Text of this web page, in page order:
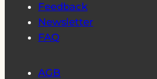
Feedback
Newsletter
FAQ
AGB